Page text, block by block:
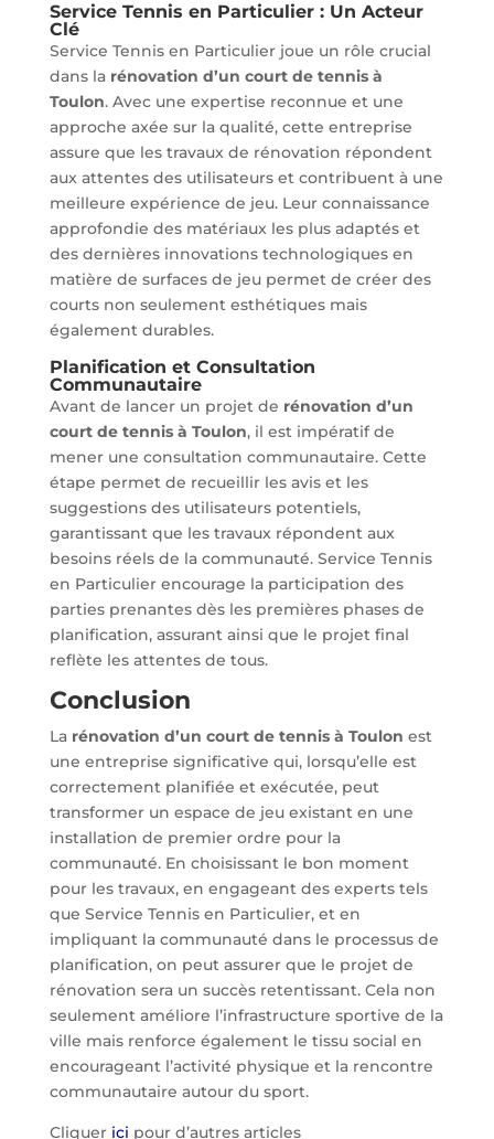
Service Tennis en Particulier : Un Acteur
Clé
Service Tennis en Particulier joue un rôle crucial
dans la rénovation d’un court de tennis à
Toulon. Avec une expertise reconnue et une
approche axée sur la qualité, cette entreprise
assure que les travaux de rénovation répondent
aux attentes des utilisateurs et contribuent à une
meilleure expérience de jeu. Leur connaissance
approfondie des matériaux les plus adaptés et
des dernières innovations technologiques en
matière de surfaces de jeu permet de créer des
courts non seulement esthétiques mais
également durables.
Planification et Consultation
Communautaire
Avant de lancer un projet de rénovation d’un
court de tennis à Toulon, il est impératif de
mener une consultation communautaire. Cette
étape permet de recueillir les avis et les
suggestions des utilisateurs potentiels,
garantissant que les travaux répondent aux
besoins réels de la communauté. Service Tennis
en Particulier encourage la participation des
parties prenantes dès les premières phases de
planification, assurant ainsi que le projet final
reflète les attentes de tous.
Conclusion
La rénovation d’un court de tennis à Toulon est
une entreprise significative qui, lorsqu’elle est
correctement planifiée et exécutée, peut
transformer un espace de jeu existant en une
installation de premier ordre pour la
communauté. En choisissant le bon moment
pour les travaux, en engageant des experts tels
que Service Tennis en Particulier, et en
impliquant la communauté dans le processus de
planification, on peut assurer que le projet de
rénovation sera un succès retentissant. Cela non
seulement améliore l’infrastructure sportive de la
ville mais renforce également le tissu social en
encourageant l’activité physique et la rencontre
communautaire autour du sport.
Cliquer ici pour d’autres articles